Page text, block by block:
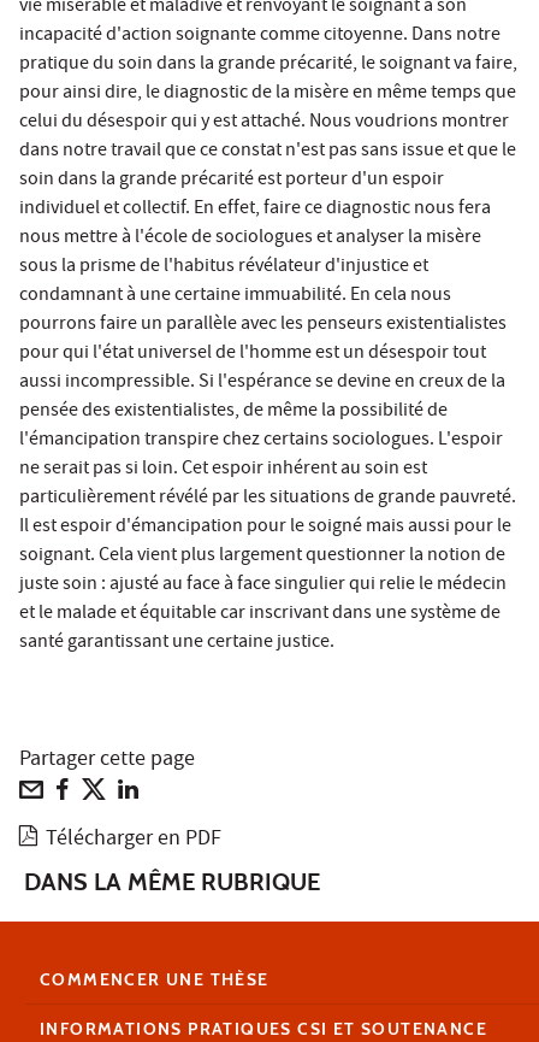
vie misérable et maladive et renvoyant le soignant à son
incapacité d'action soignante comme citoyenne. Dans notre
pratique du soin dans la grande précarité, le soignant va faire,
pour ainsi dire, le diagnostic de la misère en même temps que
celui du désespoir qui y est attaché. Nous voudrions montrer
dans notre travail que ce constat n'est pas sans issue et que le
soin dans la grande précarité est porteur d'un espoir
individuel et collectif. En effet, faire ce diagnostic nous fera
nous mettre à l'école de sociologues et analyser la misère
sous la prisme de l'habitus révélateur d'injustice et
condamnant à une certaine immuabilité. En cela nous
pourrons faire un parallèle avec les penseurs existentialistes
pour qui l'état universel de l'homme est un désespoir tout
aussi incompressible. Si l'espérance se devine en creux de la
pensée des existentialistes, de même la possibilité de
l'émancipation transpire chez certains sociologues. L'espoir
ne serait pas si loin. Cet espoir inhérent au soin est
particulièrement révélé par les situations de grande pauvreté.
Il est espoir d'émancipation pour le soigné mais aussi pour le
soignant. Cela vient plus largement questionner la notion de
juste soin : ajusté au face à face singulier qui relie le médecin
et le malade et équitable car inscrivant dans une système de
santé garantissant une certaine justice.
Partager cette page
Télécharger en PDF
DANS LA MÊME RUBRIQUE
COMMENCER UNE THÈSE
INFORMATIONS PRATIQUES CSI ET SOUTENANCE